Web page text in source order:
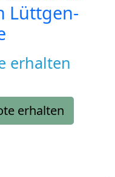
Lüttgen-
erhalten
erhalten